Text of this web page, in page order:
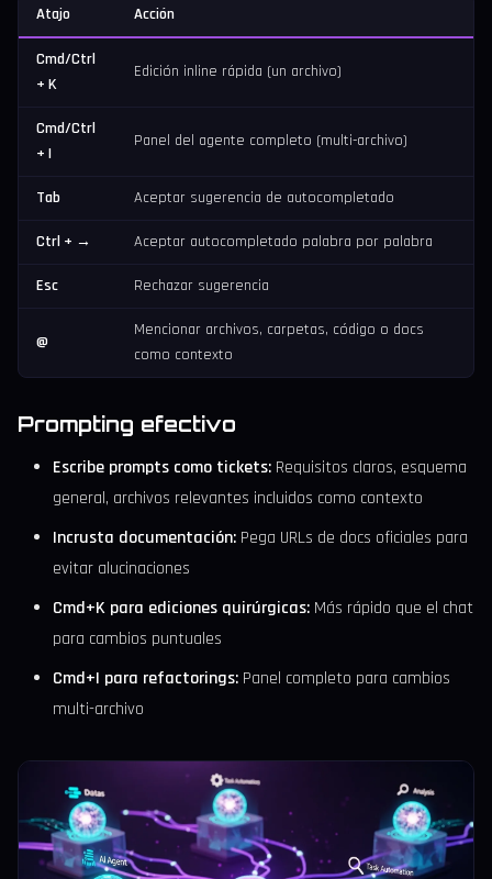
Atajo Acción
Cmd/Ctrl
+ K
Edición inline rápida (un archivo)
Cmd/Ctrl
+ I
Panel del agente completo (multi-archivo)
Tab Aceptar sugerencia de autocompletado
Ctrl + → Aceptar autocompletado palabra por palabra
Esc Rechazar sugerencia
@
Mencionar archivos, carpetas, código o docs
como contexto
Prompting efectivo
Escribe prompts como tickets: Requisitos claros, esquema
general, archivos relevantes incluidos como contexto
Incrusta documentación: Pega URLs de docs oficiales para
evitar alucinaciones
Cmd+K para ediciones quirúrgicas: Más rápido que el chat
para cambios puntuales
Cmd+I para refactorings: Panel completo para cambios
multi-archivo